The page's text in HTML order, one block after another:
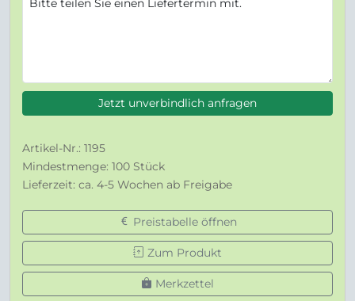
Jetzt unverbindlich anfragen
Artikel-Nr.: 1195
Mindestmenge: 100 Stück
Lieferzeit: ca. 4-5 Wochen ab Freigabe
Preistabelle öffnen
Zum Produkt
Merkzettel